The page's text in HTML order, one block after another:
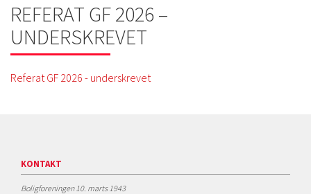
REFERAT GF 2026 –
UNDERSKREVET
Referat GF 2026 - underskrevet
KONTAKT
Boligforeningen 10. marts 1943